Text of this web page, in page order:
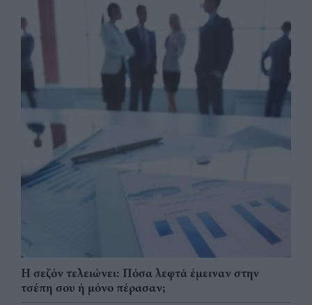
Η σεζόν τελειώνει: Πόσα λεφτά έμειναν στην
τσέπη σου ή μόνο πέρασαν;